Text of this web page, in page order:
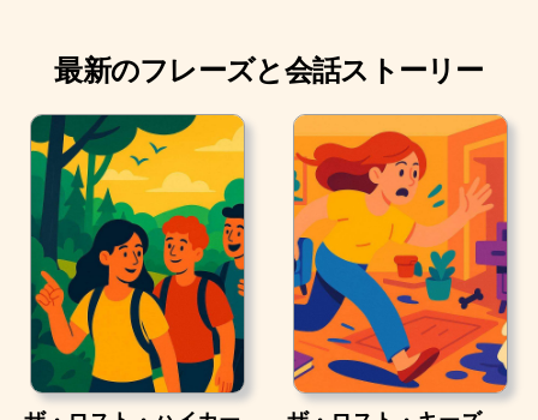
最新のフレーズと会話ストーリー